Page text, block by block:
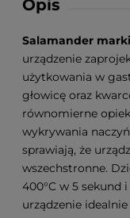
Opis
Salamander
urządzenie
użytkowania w
głowicę oraz
równomierne
wykrywania
sprawiają, że
wszechstronne.
400°C w 5 sekund
urządzenie